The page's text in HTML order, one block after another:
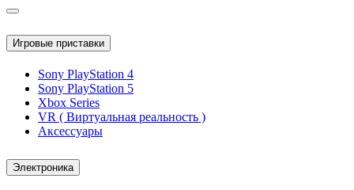
Игровые приставки
Sony PlayStation 4
Sony PlayStation 5
Xbox Series
VR ( Виртуальная реальность )
Аксессуары
Электроника